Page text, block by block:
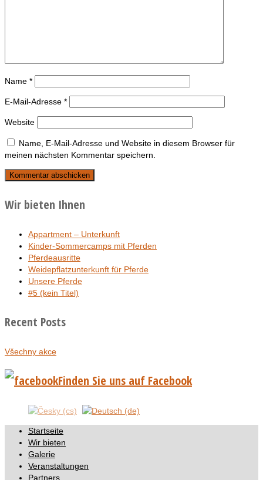
Name *
E-Mail-Adresse *
Website
Name, E-Mail-Adresse und Website in diesem Browser für
meinen nächsten Kommentar speichern.
Wir bieten Ihnen
Appartment – Unterkunft
Kinder-Sommercamps mit Pferden
Pferdeausritte
Weidepflatzunterkunft für Pferde
Unsere Pferde
#5 (kein Titel)
Recent Posts
Všechny akce
Finden Sie uns auf Facebook
Startseite
Wir bieten
Galerie
Veranstaltungen
Partners